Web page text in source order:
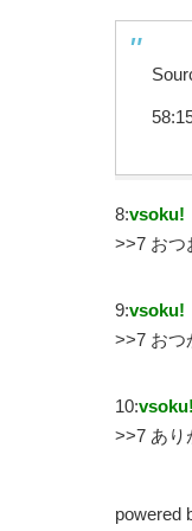
8:vsoku!
>>7 おつ
9:vsoku!
>>7 おつ
10:vsoku!
>>7 あり
powered